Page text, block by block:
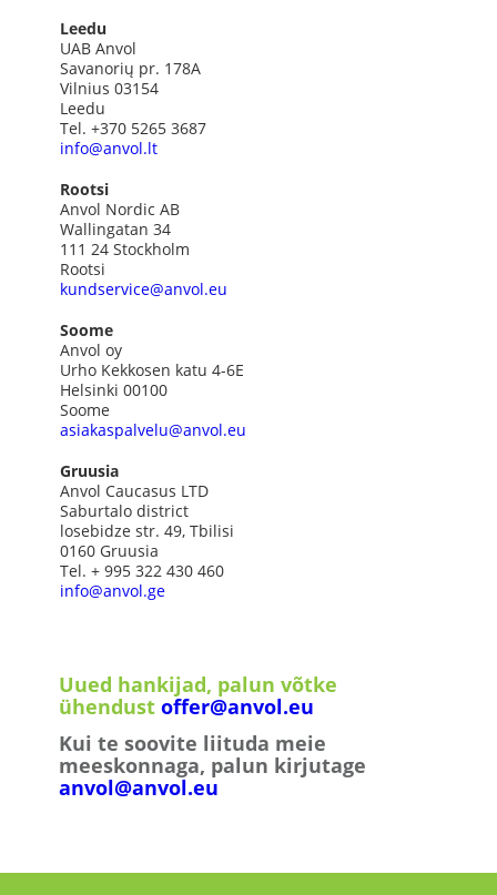
Leedu
UAB Anvol
Savanorių pr. 178A
Vilnius 03154
Leedu
Tel. +370 5265 3687
info@anvol.lt
Rootsi
Anvol Nordic AB
Wallingatan 34
111 24 Stockholm
Rootsi
kundservice@anvol.eu
Soome
Anvol oy
Urho Kekkosen katu 4-6E
Helsinki 00100
Soome
asiakaspalvelu@anvol.eu
Gruusia
Anvol Caucasus LTD
Saburtalo district
losebidze str. 49, Tbilisi
0160 Gruusia
Tel. + 995 322 430 460
info@anvol.ge
Uued hankijad, palun võtke
ühendust offer@anvol.eu
Kui te soovite liituda meie
meeskonnaga, palun kirjutage
anvol@anvol.eu